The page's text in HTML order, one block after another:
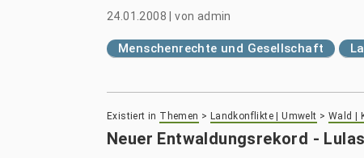
24.01.2008 |von admin
Menschenrechte und Gesellschaft
Existiert in Themen > Landkonflikte | Umwelt > Wald |
Neuer Entwaldungsrekord -